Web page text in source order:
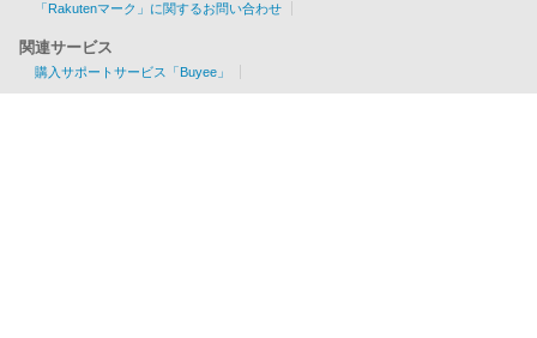
「Rakutenマーク」に関するお問い合わせ
関連サービス
購入サポートサービス「Buyee」